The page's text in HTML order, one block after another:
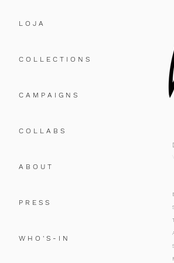
L O J A
C O L L E C T I O N S
C A M P A I G N S
C O L L A B S
A B O U T
P R E S S
W H O ' S - I N